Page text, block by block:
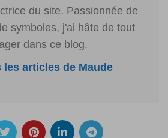
du site. Passionnée de
symboles, j'ai hâte de tout
dans ce blog.
les articles de Maude